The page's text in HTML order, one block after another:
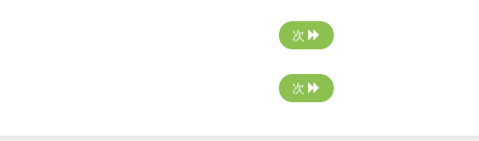
次
次